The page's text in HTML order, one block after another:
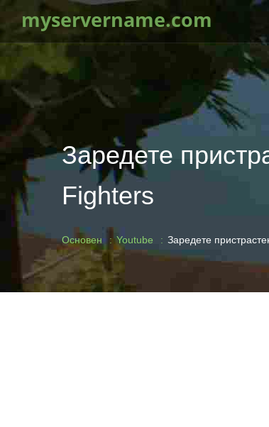
myservername.com
Заредете
Fighters
Основен Youtube Заредете